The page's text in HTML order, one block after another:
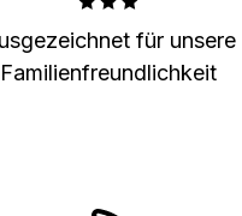
für unsere
Familienfreundlichkeit